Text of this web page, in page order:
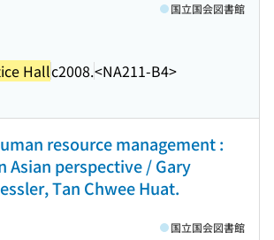
Hallc2008.<NA211-B4>
国立国会図書館
resource management :
Asian perspective / Gary
Tan Chwee Huat.
国立国会図書館